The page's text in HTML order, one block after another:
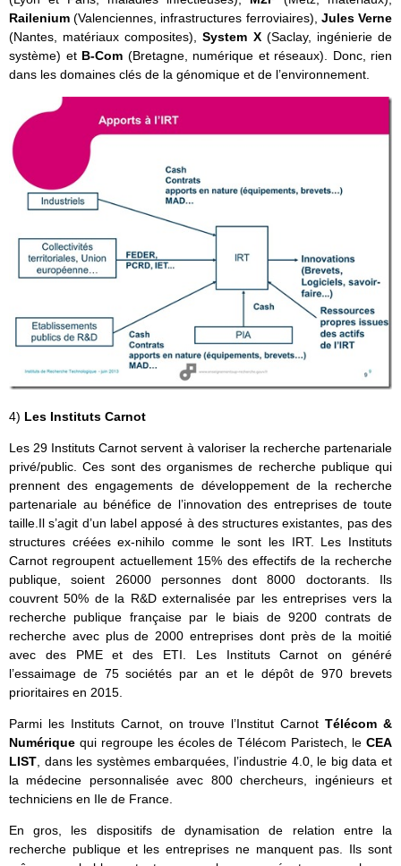
Railenium(Valenciennes, infrastructures ferroviaires), Jules Verne
(Nantes, matériaux composites),System X(Saclay, ingénierie de
système) et B-Com (Bretagne, numérique et réseaux). Donc, rien
dans les domaines clés de la génomique et de l’environnement.
4) Les Instituts Carnot
Les 29 Instituts Carnot servent à valoriser la recherche partenariale
privé/public. Ces sont des organismes de recherche publique qui
prennent des engagements de développement de la recherche
partenariale au bénéfice de l’innovation des entreprises de toute
taille.Il s’agit d’un label apposé à des structures existantes, pas des
structures créées ex-nihilo comme le sont les IRT. Les Instituts
Carnot regroupent actuellement 15% des effectifs de la recherche
publique, soient 26000 personnes dont 8000 doctorants. Ils
couvrent 50% de la R&D externalisée par les entreprises vers la
recherche publique française par le biais de 9200 contrats de
recherche avec plus de 2000 entreprises dont près de la moitié
avec des PME et des ETI. Les Instituts Carnot on généré
l’essaimage de 75 sociétés par an et le dépôt de 970 brevets
prioritaires en 2015.
Parmi les Instituts Carnot, on trouve l’Institut CarnotTélécom &
Numérique qui regroupe les écoles de Télécom Paristech, leCEA
LIST , dans les systèmes embarquées, l’industrie 4.0, le big data et
la médecine personnalisée avec 800 chercheurs, ingénieurs et
techniciens en Ile de France.
En gros, les dispositifs de dynamisation de relation entre la
recherche publique et les entreprises ne manquent pas. Ils sont